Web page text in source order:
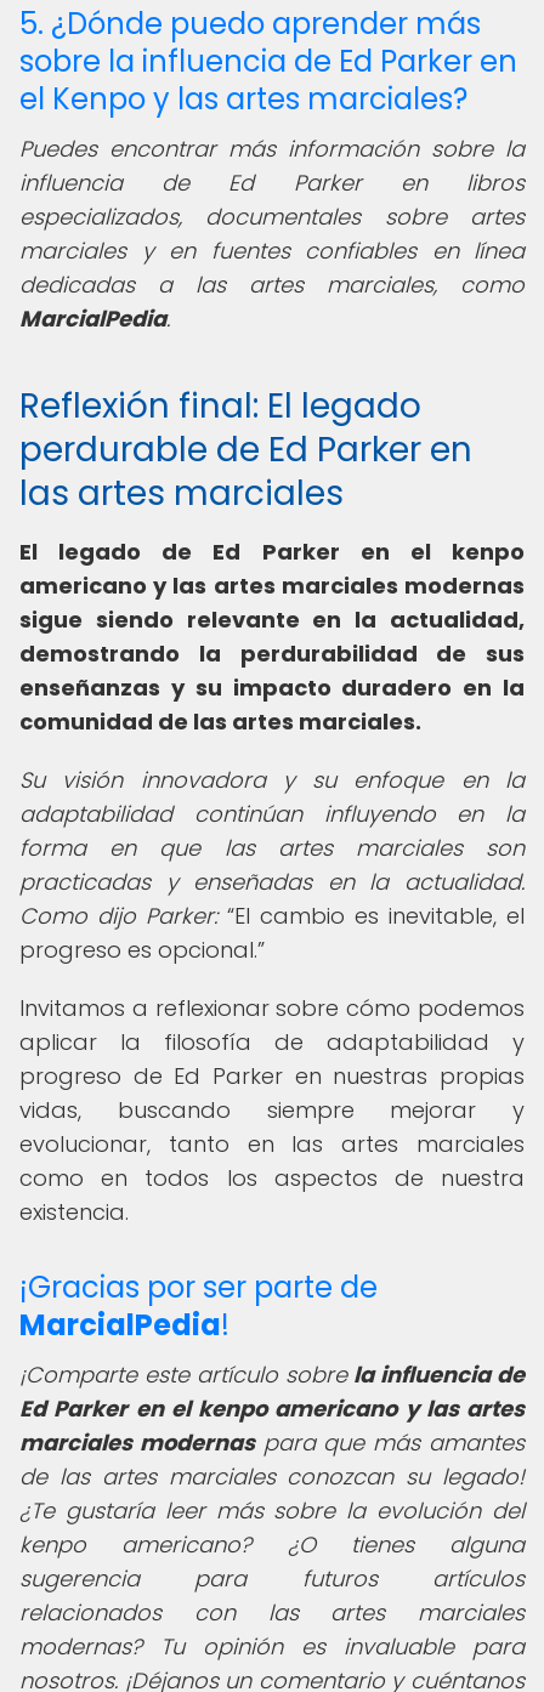
5. ¿Dónde puedo aprender más
sobre la influencia de Ed Parker en
el Kenpo y las artes marciales?
Puedes encontrar más información sobre la
influencia de Ed Parker en libros
especializados, documentales sobre artes
marciales y en fuentes confiables en línea
dedicadas a las artes marciales, como
MarcialPedia.
Reflexión final: El legado
perdurable de Ed Parker en
las artes marciales
El legado de Ed Parker en el kenpo
americano y las artes marciales modernas
sigue siendo relevante en la actualidad,
demostrando la perdurabilidad de sus
enseñanzas y su impacto duradero en la
comunidad de las artes marciales.
Su visión innovadora y su enfoque en la
adaptabilidad continúan influyendo en la
forma en que las artes marciales son
practicadas y enseñadas en la actualidad.
Como dijo Parker: El cambio es inevitable, el
progreso es opcional.
Invitamos a reflexionar sobre cómo podemos
aplicar la filosofía de adaptabilidad y
progreso de Ed Parker en nuestras propias
vidas, buscando siempre mejorar y
evolucionar, tanto en las artes marciales
como en todos los aspectos de nuestra
existencia.
¡Gracias por ser parte de
MarcialPedia!
¡Comparte este artículo sobre la influencia de
Ed Parker en el kenpo americano y las artes
marciales modernaspara que más amantes
de las artes marciales conozcan su legado!
¿Te gustaría leer más sobre la evolución del
kenpo americano? ¿O tienes alguna
sugerencia para futuros artículos
relacionados con las artes marciales
modernas? Tu opinión es invaluable para
nosotros. ¡Déjanos un comentario y cuéntanos